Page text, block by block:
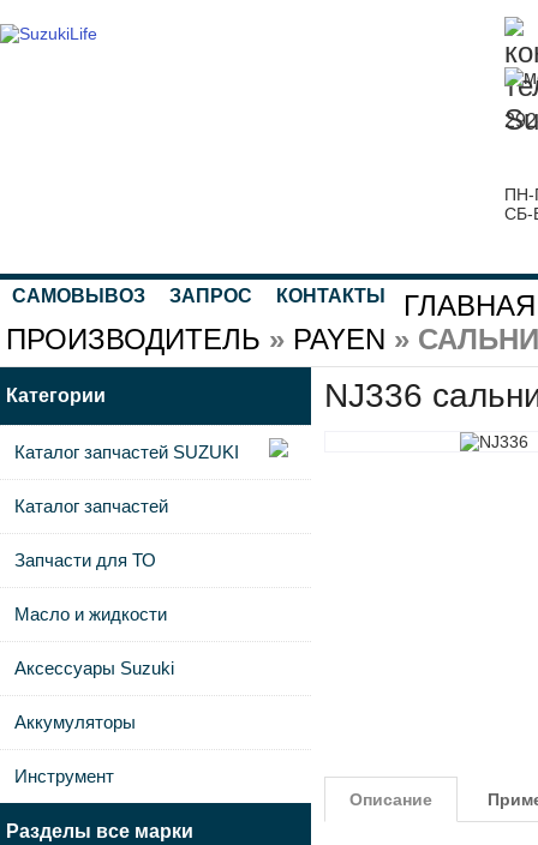
ПН-
СБ-
САМОВЫВОЗ ЗАПРОС КОНТАКТЫ ГЛАВНАЯ
ПРОИЗВОДИТЕЛЬ » PAYEN »
NJ336
Описание
Категории
Каталог запчастей SUZUKI
Каталог запчастей
Запчасти для ТО
Масло и жидкости
Аксессуары Suzuki
Аккумуляторы
Инструмент
Разделы все марки